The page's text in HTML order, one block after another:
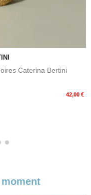
Caterina Bertini
42,00 €